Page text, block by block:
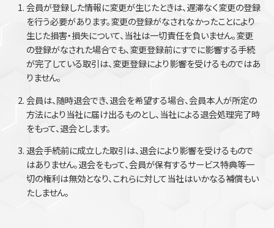
会員が登録した情報に変更が生じたときは、遅滞なく変更の登録
を行う必要があります。変更の登録がなされなかったことにより
生じた損害・損失について、当社は一切責任を負いません。変更
の登録がなされた場合でも、変更登録前にすでに影響する手続
が完了している取引は、変更登録により影響を受けるものではあ
りません。
会員は、随時退会でき、退会を希望する場合、会員本人が所定の
方法により当社に届け出るものとし、当社による退会処理完了時
をもって、退会とします。
退会手続前に成立した取引は、退会により影響を受けるもので
はありません。退会をもって、会員が保有するサービス特典等一
切の権利は無効となり、これらに対して当社はいかなる補償もい
たしません。